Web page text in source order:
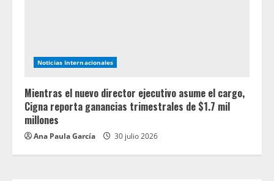
Noticias Internacionales
Mientras el nuevo director ejecutivo asume el cargo,
Cigna reporta ganancias trimestrales de $1.7 mil
millones
Ana Paula García 30 julio 2026